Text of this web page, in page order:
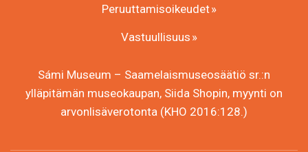
Peruuttamisoikeudet
Vastuullisuus
Sámi Museum – Saamelaismuseosäätiö sr.:n
ylläpitämän museokaupan, Siida Shopin, myynti on
arvonlisäverotonta (KHO 2016:128.)